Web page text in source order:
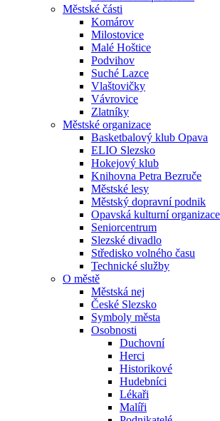
Městské části
Komárov
Milostovice
Malé Hoštice
Podvihov
Suché Lazce
Vlaštovičky
Vávrovice
Zlatníky
Městské organizace
Basketbalový klub Opava
ELIO Slezsko
Hokejový klub
Knihovna Petra Bezruče
Městské lesy
Městský dopravní podnik
Opavská kulturní organizace
Seniorcentrum
Slezské divadlo
Středisko volného času
Technické služby
O městě
Městská nej
České Slezsko
Symboly města
Osobnosti
Duchovní
Herci
Historikové
Hudebníci
Lékaři
Malíři